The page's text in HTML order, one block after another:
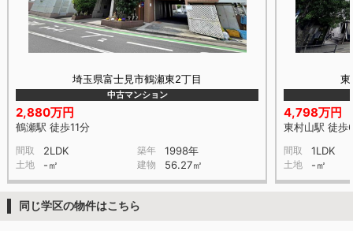
埼玉県富士見市鶴瀬東2丁目
中古マンション
2,880万円
鶴瀬駅 徒歩11分
間取 2LDK 築年 1998年
土地 -㎡ 建物 56.27㎡
東
4,798万円
東村山駅 徒歩
間取 1LDK
土地 -㎡
同じ学区の物件はこちら